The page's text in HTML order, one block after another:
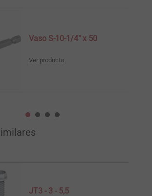
Vaso S-10-1/4" x 50
Ver producto
JT3 - 3 - 5,5